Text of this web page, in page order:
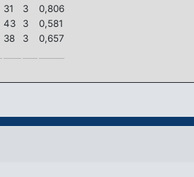
31 3
0,806
43 3
0,581
38 3 0,657